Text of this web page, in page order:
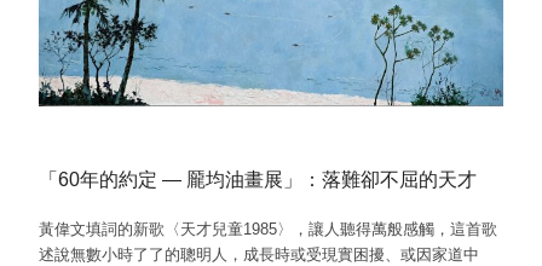
「60年的約定 — 龎均油畫展」：落難卻不屈的天才
黃偉文填詞的新歌〈天才兒童1985〉，讓人聽得萬般感觸，這首歌
述說無數小時了了的聰明人，成長時或受現實困擾、或因家道中